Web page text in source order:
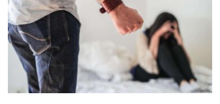
Email+ Emailul meu
+ Telefon personal
Am citit și sunt de
acord cupolitica de
confidențialitate